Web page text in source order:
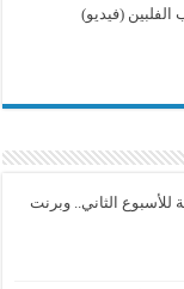
للأسبوع الثاني.. وبرنت